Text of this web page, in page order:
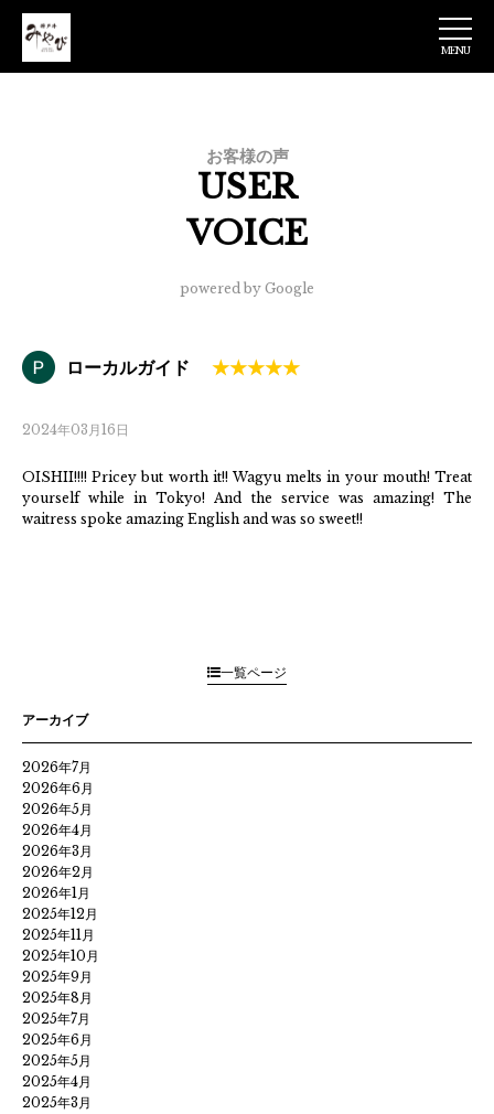
神戸牛みやび 日
MENU
お客様の声
USER
VOICE
powered by Google
ローカルガイド
2024年03月16日
OISHII!!!! Pricey but worth it!! Wagyu melts in your mouth! Treat
yourself while in Tokyo! And the service was amazing! The
waitress spoke amazing English and was so sweet!!
一覧ページ
アーカイブ
2026年7月
2026年6月
2026年5月
2026年4月
2026年3月
2026年2月
2026年1月
2025年12月
2025年11月
2025年10月
2025年9月
2025年8月
2025年7月
2025年6月
2025年5月
2025年4月
2025年3月